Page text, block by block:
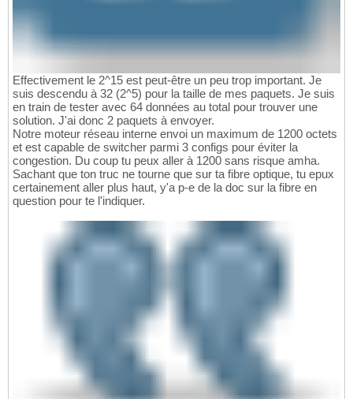
Effectivement le 2^15 est peut-être un peu trop important. Je
suis descendu à 32 (2^5) pour la taille de mes paquets. Je suis
en train de tester avec 64 données au total pour trouver une
solution. J'ai donc 2 paquets à envoyer.
Notre moteur réseau interne envoi un maximum de 1200 octets
et est capable de switcher parmi 3 configs pour éviter la
congestion. Du coup tu peux aller à 1200 sans risque amha.
Sachant que ton truc ne tourne que sur ta fibre optique, tu epux
certainement aller plus haut, y'a p-e de la doc sur la fibre en
question pour te l'indiquer.